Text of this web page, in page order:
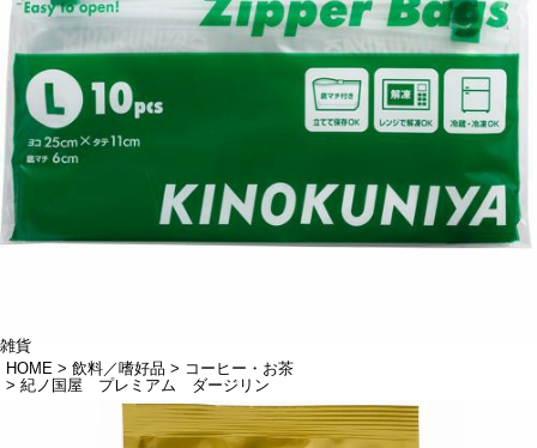
雑貨
HOME
飲料／嗜好品
コーヒー・お茶
紀ノ国屋 プレミアム ダージリン